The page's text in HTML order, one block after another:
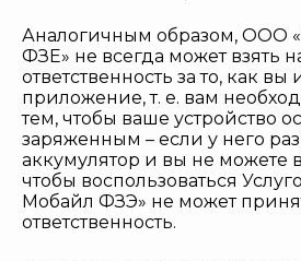
Аналогичным образом, ООО
ФЗЕ» не всегда может взять
ответственность за то, как вы
приложение, т. е. вам
тем, чтобы ваше устройство
заряженным – если у него
аккумулятор и вы не можете
чтобы воспользоваться
Мобайл ФЗЭ» не может
ответственность.